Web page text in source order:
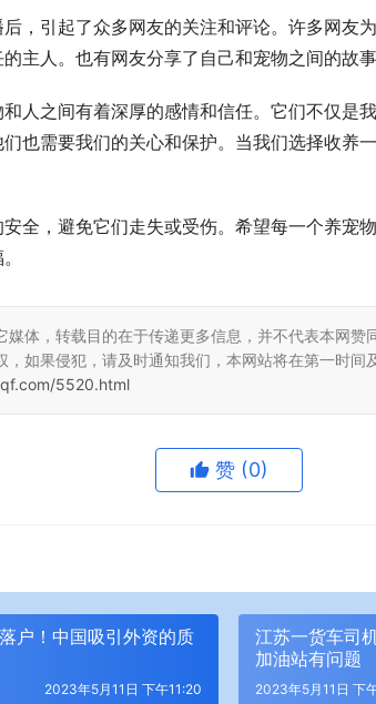
，引起了众多网友的关注和评论。许多网友
主人。也有网友分享了自己和宠物之间的故
人之间有着深厚的感情和信任。它们不仅是
也需要我们的关心和保护。当我们选择收养
全，避免它们走失或受伤。希望每一个养宠
媒体，转载目的在于传递更多信息，并不代表本网
，如果侵犯，请及时通知我们，本网站将在第一时间
5520.html
赞 (0)
户！中国吸引外资的质
2023年5月11日 下午11:20
江苏一货车司
加油站有问题
2023年5月11日 下